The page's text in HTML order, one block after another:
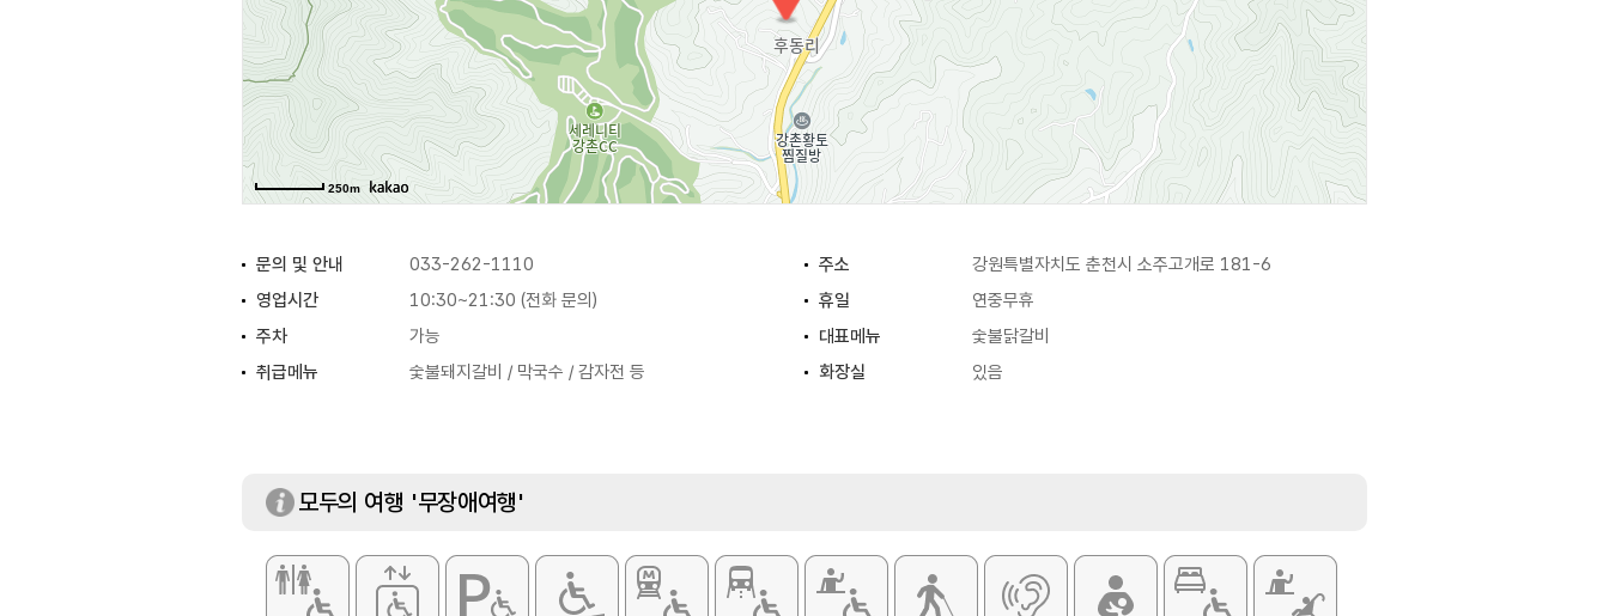
250m
문의 및 안내 033-262-1110 주소
강원특별자치도 춘천시 소주고개로 181-6
영업시간
10:30~21:30 (전화 문의) 휴일
연중무휴
주차
가능 대표메뉴
숯불닭갈비
취급메뉴
숯불돼지갈비 / 막국수 / 감자전 등 화장실 있음
모두의 여행 '무장애여행'